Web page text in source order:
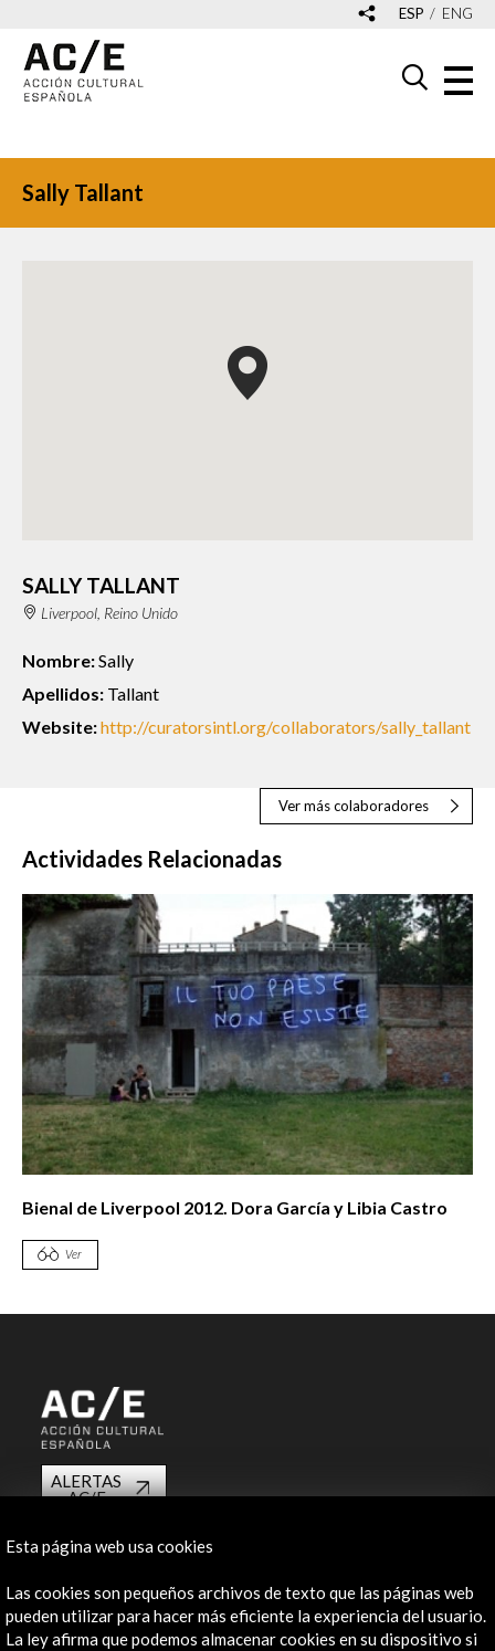
ESP ENG
Sally Tallant
SALLY TALLANT
Liverpool, Reino Unido
Nombre:Sally
Apellidos: Tallant
Website:http://curatorsintl.org/collaborators/sally_tallant
Ver más colaboradores
Actividades Relacionadas
Bienal de Liverpool 2012. Dora García y Libia Castro
Ver
ALERTAS
AC/E
Contacta
info@accioncultural.es
+34 91 700 4000
Esta página web usa cookies
Las cookies son pequeños archivos de texto que las páginas web
pueden utilizar para hacer más eficiente la experiencia del usuario.
La ley afirma que podemos almacenar cookies en su dispositivo si